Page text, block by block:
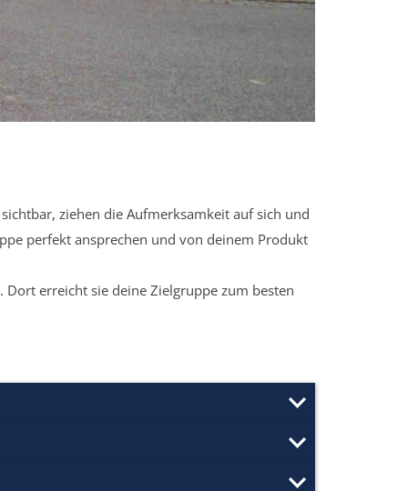
ziehen die Aufmerksamkeit auf sich und
perfekt ansprechen und von deinem Produkt
erreicht sie deine Zielgruppe zum besten